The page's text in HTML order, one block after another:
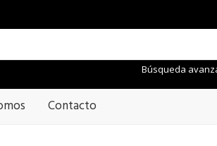
Búsqueda
Contacto